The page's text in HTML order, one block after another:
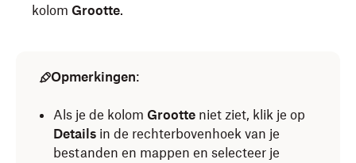
kolom Grootte.
Opmerkingen:
Als je de kolom Grootte niet ziet, klik je op
Details in de rechterbovenhoek van je
bestanden en mappen en selecteer je